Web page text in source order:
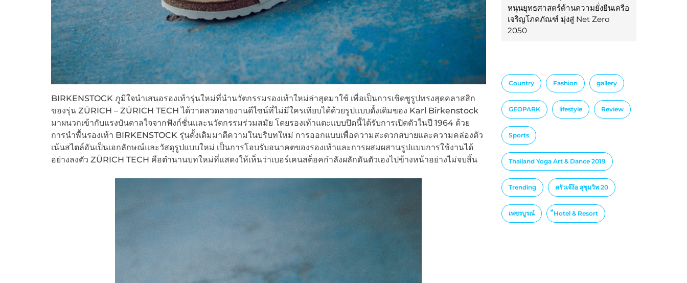
หนุนยุทธศาสตร์ด้านความยั่งยืนเครือ
เจริญโภคภัณฑ์ มุ่งสู่ Net Zero
2050
Country Fashion gallery
GEOPARK lifestyle Review
Sports
Thailand Yoga Art & Dance 2019
Trending ครัวเจ๊ง้อ สุขุมวิท 20
เพชรบูรณ์ ็Hotel & Resort
BIRKENSTOCK ภูมิใจนำเสนอรองเท้ารุ่นใหม่ที่นำนวัตกรรมรองเท้าใหม่ล่าสุดมาใช้ เพื่อเป็นการเชิดชูรูปทรงสุดคลาสสิก
ของรุ่น ZÜRICH – ZÜRICH TECH ได้วาดลวดลายงานดีไซน์ที่ไม่มีใครเทียบได้ด้วยรูปแบบดั้งเดิมของ Karl Birkenstock
มาผนวกเข้ากับแรงบันดาลใจจากฟังก์ชั่นและนวัตกรรมร่วมสมัย โดยรองเท้าแตะแบบปิดนี้ได้รับการเปิดตัวในปี 1964 ด้วย
การนำพื้นรองเท้า BIRKENSTOCK รุ่นดั้งเดิมมาตีความในบริบทใหม่ การออกแบบเพื่อความสะดวกสบายและความคล่องตัว
เน้นสไตล์อันเป็นเอกลักษณ์และวัสดุรูปแบบใหม่ เป็นการโอบรับอนาคตของรองเท้าและการผสมผสานรูปแบบการใช้งานได้
อย่างลงตัว ZÜRICH TECH คือตำนานบทใหม่ที่แสดงให้เห็นว่าเบอร์เคนสต็อคกำลังผลักดันตัวเองไปข้างหน้าอย่างไม่จบสิ้น